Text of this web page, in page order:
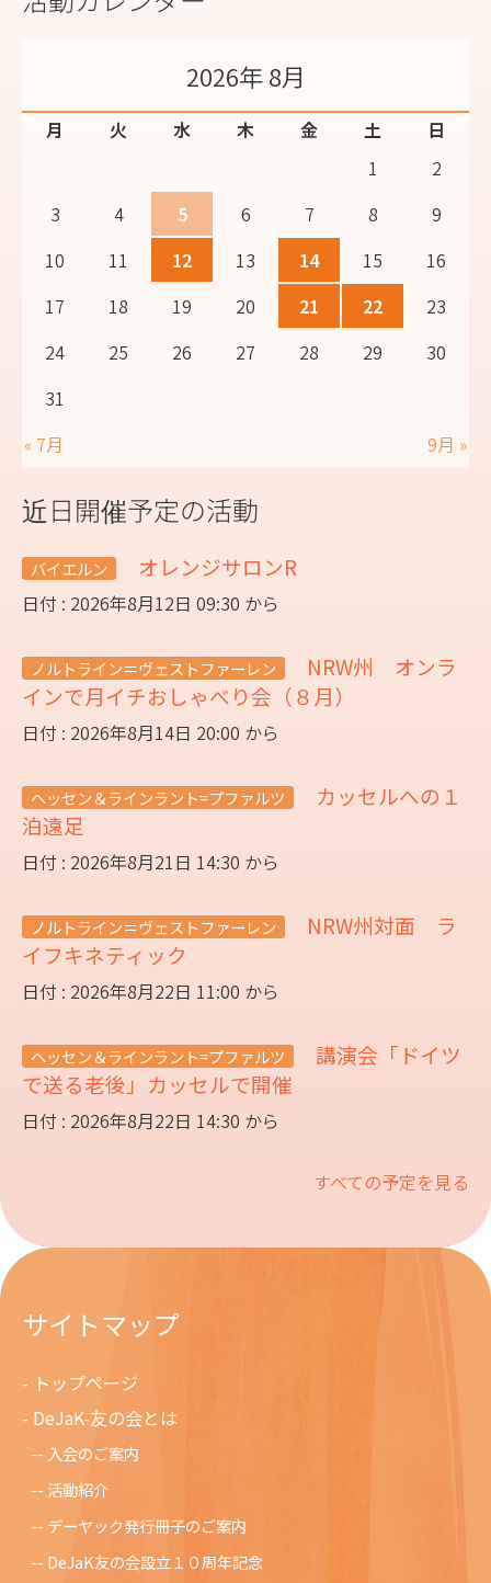
2026年 8月
月 火 水 木 金 土
日
1
2
3
4 5 6 7 8
9
10
11 12 13 14 15
16
17
18 19 20 21 22
23
24
25 26 27 28 29
30
31
« 7月
9月 »
近日開催予定の活動
バイエルン オレンジサロンR
日付 : 2026年8月12日 09:30 から
ノルトライン＝ヴェストファーレン
NRW州 オンラ
インで月イチおしゃべり会（８月）
日付 : 2026年8月14日 20:00 から
ヘッセン＆ラインラント=プファルツ
カッセルへの１
泊遠足
日付 : 2026年8月21日 14:30 から
ノルトライン＝ヴェストファーレン
NRW州対面 ラ
イフキネティック
日付 : 2026年8月22日 11:00 から
ヘッセン＆ラインラント=プファルツ
講演会「ドイツ
で送る老後」カッセルで開催
日付 : 2026年8月22日 14:30 から
すべての予定を見る
サイトマップ
トップページ
DeJaK-友の会とは
入会のご案内
活動紹介
デーヤック発行冊子のご案内
DeJaK友の会設立１０周年記念